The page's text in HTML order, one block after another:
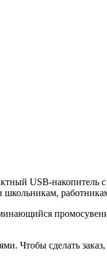
USB-накопитель
Чтобы сделать